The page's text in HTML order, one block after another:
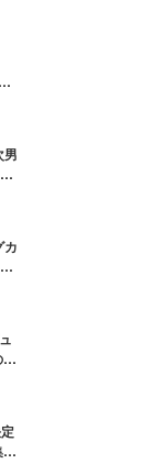
男
カ